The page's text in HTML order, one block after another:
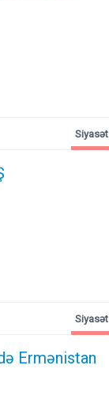
Siyasət
Ermənistan
Siyasət